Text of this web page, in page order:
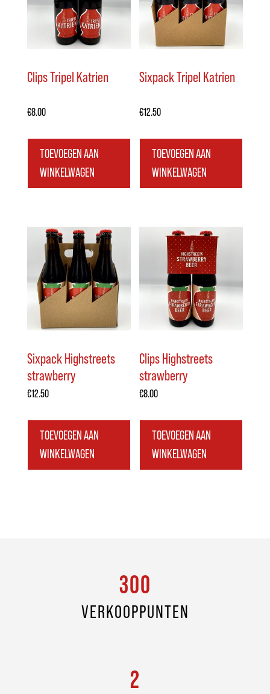
Clips Tripel Katrien
€8.00
TOEVOEGEN AAN
WINKELWAGEN
Sixpack Tripel Katrien
€12.50
TOEVOEGEN AAN
WINKELWAGEN
Sixpack Highstreets
strawberry
€12.50
TOEVOEGEN AAN
WINKELWAGEN
Clips Highstreets
strawberry
€8.00
TOEVOEGEN AAN
WINKELWAGEN
300
VERKOOPPUNTEN
2